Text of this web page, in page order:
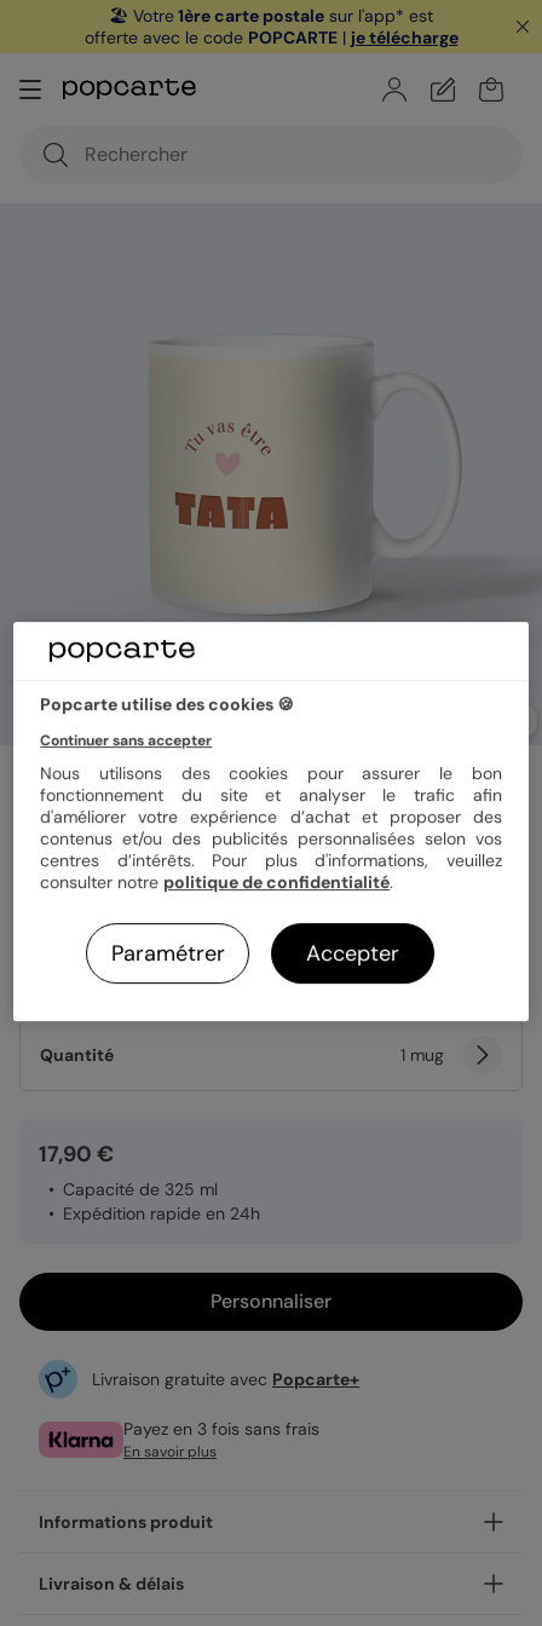
🏖️ Votre1ère carte postale sur l'app* est
offerte avec le code POPCARTE| je télécharge
Mug annonce grossesse
Tu vas être tata
Matériau Céramique
Format
Quantité 1 mug
17,90 €
Capacité de 325 ml
Expédition rapide en 24h
Personnaliser
Livraison gratuite avec Popcarte+
Payez en 3 fois sans frais
En savoir plus
Informations produit
Commencez une journée pas comme les autres, avec le
Livraison & délais
Popcarte utilise des cookies 🍪
Continuer sans accepter
Nous utilisons des cookies pour assurer le bon
fonctionnement du site et analyser le trafic afin
d'améliorer votre expérience d’achat et proposer des
contenus et/ou des publicités personnalisées selon vos
centres d’intérêts. Pour plus d'informations, veuillez
consulter notre politique de confidentialité.
Paramétrer Accepter